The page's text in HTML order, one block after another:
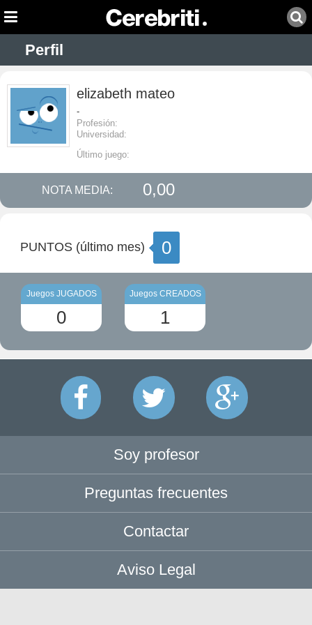
Perfil
elizabeth mateo
-
Profesión:
Universidad:
Último juego:
NOTA MEDIA: 0,00
PUNTOS (último mes) 0
Juegos JUGADOS
0
Juegos CREADOS
1
Soy profesor
Preguntas frecuentes
Contactar
Aviso Legal